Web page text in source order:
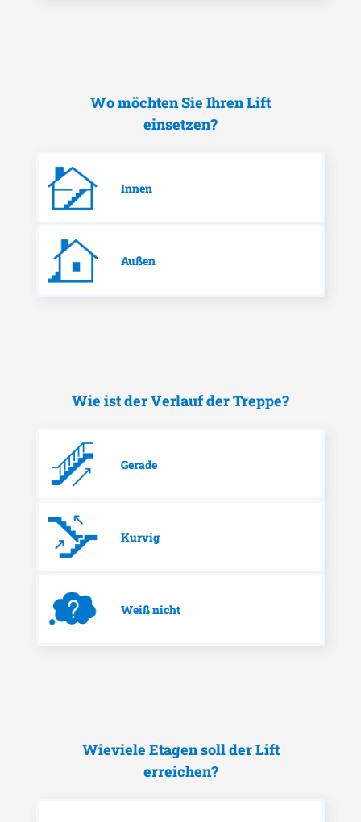
Wo möchten Sie Ihren Lift
einsetzen?
Innen
Außen
Wie ist der Verlauf der Treppe?
Gerade
Kurvig
Weiß nicht
Wieviele Etagen soll der Lift
erreichen?